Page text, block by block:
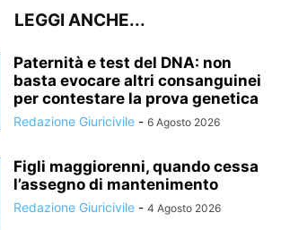
LEGGI ANCHE...
Paternità e test del DNA: non
basta evocare altri consanguinei
per contestare la prova genetica
Redazione Giuricivile - 6 Agosto 2026
Figli maggiorenni, quando cessa
l’assegno di mantenimento
Redazione Giuricivile - 4 Agosto 2026